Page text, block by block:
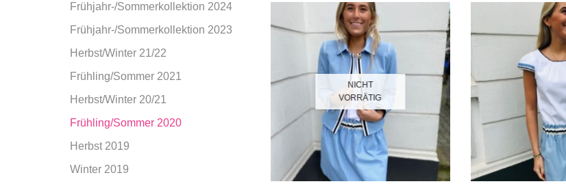
NICHT
VORRÄTIG
Frühjahr-/Sommerkollektion 2024
Frühjahr-/Sommerkollektion 2023
Herbst/Winter 21/22
Frühling/Sommer 2021
Herbst/Winter 20/21
Frühling/Sommer 2020
Herbst 2019
Winter 2019